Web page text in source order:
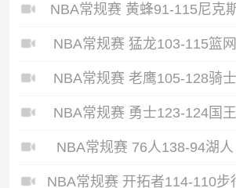
NBA常规赛 黄蜂91-115尼克
NBA常规赛 猛龙103-115篮
NBA常规赛 老鹰105-128骑
NBA常规赛 勇士123-124国
NBA常规赛 76人138-94湖